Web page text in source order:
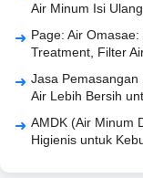
Air Minum Isi
Page: Air
Treatment, Filter
Jasa Pemasangan
Air Lebih Bersih
AMDK (Air Minum
Higienis untuk